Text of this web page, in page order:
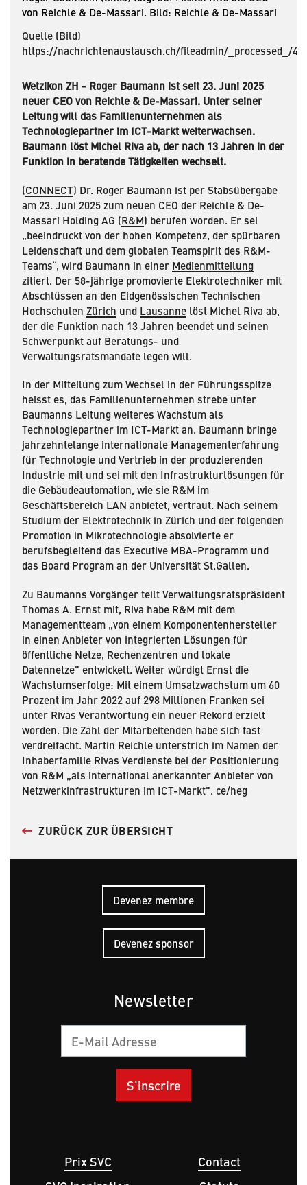
von Reichle & De-Massari. Bild: Reichle & De-Massari
Quelle (Bild)
https://nachrichtenaustausch.ch/fileadmin/_processed_/4/
Wetzikon ZH - Roger Baumann ist seit 23. Juni 2025
neuer CEO von Reichle & De-Massari. Unter seiner
Leitung will das Familienunternehmen als
Technologiepartner im ICT-Markt weiterwachsen.
Baumann löst Michel Riva ab, der nach 13 Jahren in der
Funktion in beratende Tätigkeiten wechselt.
(CONNECT) Dr. Roger Baumann ist per Stabsübergabe
am 23. Juni 2025 zum neuen CEO der Reichle & De-
Massari Holding AG (R&M) berufen worden. Er sei
„beeindruckt von der hohen Kompetenz, der spürbaren
Leidenschaft und dem globalen Teamspirit des R&M-
Teams“, wird Baumann in einer Medienmitteilung
zitiert. Der 58-jährige promovierte Elektrotechniker mit
Abschlüssen an den Eidgenössischen Technischen
Hochschulen Zürich und Lausanne löst Michel Riva ab,
der die Funktion nach 13 Jahren beendet und seinen
Schwerpunkt auf Beratungs- und
Verwaltungsratsmandate legen will.
In der Mitteilung zum Wechsel in der Führungsspitze
heisst es, das Familienunternehmen strebe unter
Baumanns Leitung weiteres Wachstum als
Technologiepartner im ICT-Markt an. Baumann bringe
jahrzehntelange internationale Managementerfahrung
für Technologie und Vertrieb in der produzierenden
Industrie mit und sei mit den Infrastrukturlösungen für
die Gebäudeautomation, wie sie R&M im
Geschäftsbereich LAN anbietet, vertraut. Nach seinem
Studium der Elektrotechnik in Zürich und der folgenden
Promotion in Mikrotechnologie absolvierte er
berufsbegleitend das Executive MBA-Programm und
das Board Program an der Universität St.Gallen.
Zu Baumanns Vorgänger teilt Verwaltungsratspräsident
Thomas A. Ernst mit, Riva habe R&M mit dem
Managementteam „von einem Komponentenhersteller
in einen Anbieter von integrierten Lösungen für
öffentliche Netze, Rechenzentren und lokale
Datennetze" entwickelt. Weiter würdigt Ernst die
Wachstumserfolge: Mit einem Umsatzwachstum um 60
Prozent im Jahr 2022 auf 298 Millionen Franken sei
unter Rivas Verantwortung ein neuer Rekord erzielt
worden. Die Zahl der Mitarbeitenden habe sich fast
verdreifacht. Martin Reichle unterstrich im Namen der
Inhaberfamilie Rivas Verdienste bei der Positionierung
von R&M „als international anerkannter Anbieter von
Netzwerkinfrastrukturen im ICT-Markt". ce/heg
ZURÜCK ZUR ÜBERSICHT
Devenez membre
Devenez sponsor
Newsletter
Hauptnavigation
Prix SVC
Contact